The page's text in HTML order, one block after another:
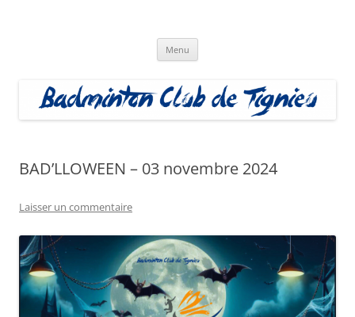
Menu
BAD’LLOWEEN – 03 novembre 2024
Laisser un commentaire